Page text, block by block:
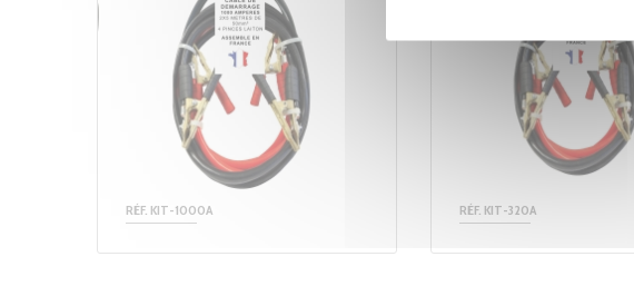
RÉF. KIT-1000A RÉF. KIT-320A